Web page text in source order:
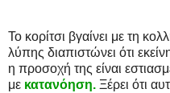
Το κορίτσι βγαίνει με τη
λύπης διαπιστώνει ότι
η προσοχή της είναι
με κατανόηση. Ξέρει ότι